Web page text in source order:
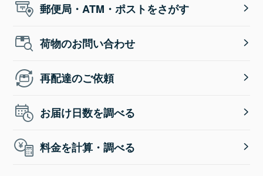
郵便局・ATM・ポストをさがす
荷物のお問い合わせ
再配達のご依頼
お届け日数を調べる
料金を計算・調べる